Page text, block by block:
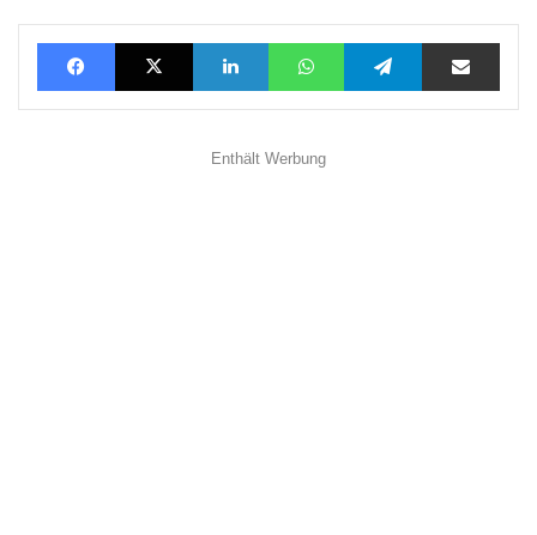
FacebookX LinkedInWhatsAppTelegramTeilen via E-Mail
Enthält Werbung